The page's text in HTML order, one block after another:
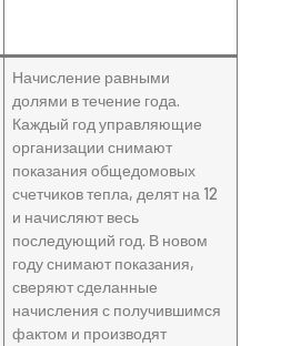
Начисление равными
долями в течение года.
Каждый год управляющие
организации снимают
показания общедомовых
счетчиков тепла, делят на 12
и начисляют весь
последующий год. В новом
году снимают показания,
сверяют сделанные
начисления с получившимся
фактом и производят